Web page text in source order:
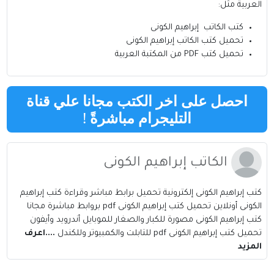
العربيةمثل:
كتب الكاتب إبراهيم الكونى
تحميل كتب الكاتب إبراهيم الكونى
تحميل كتب PDF من المكتبة العربية
احصل على اخر الكتب مجانا علي قناة
التليجرام مباشرةً !
الكاتب إبراهيم الكونى
كتب إبراهيم الكونى إلكترونية تحميل برابط مباشر وقراءة كتب إبراهيم
الكونى أونلاين تحميل كتب إبراهيم الكونى pdf بروابط مباشرة مجانا
كتب إبراهيم الكونى مصورة للكبار والصغار للموبايل أندرويد وأيفون
تحميل كتب إبراهيم الكونى pdf للتابلت والكمبيوتر وللكندل
....اعرف
المزيد